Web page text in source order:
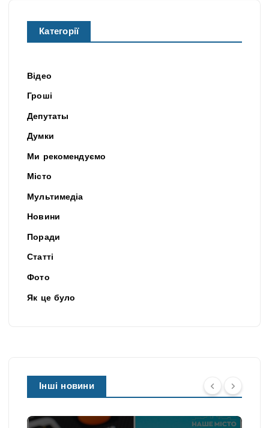
Категорії
Відео
Гроші
Депутаты
Думки
Ми рекомендуємо
Місто
Мультимедіа
Новини
Поради
Статті
Фото
Як це було
Інші новини